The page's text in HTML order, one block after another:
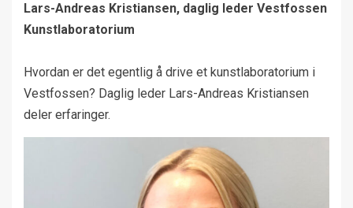
Lars-Andreas Kristiansen, daglig leder Vestfossen
Kunstlaboratorium
Hvordan er det egentlig å drive et kunstlaboratorium i
Vestfossen? Daglig leder Lars-Andreas Kristiansen
deler erfaringer.